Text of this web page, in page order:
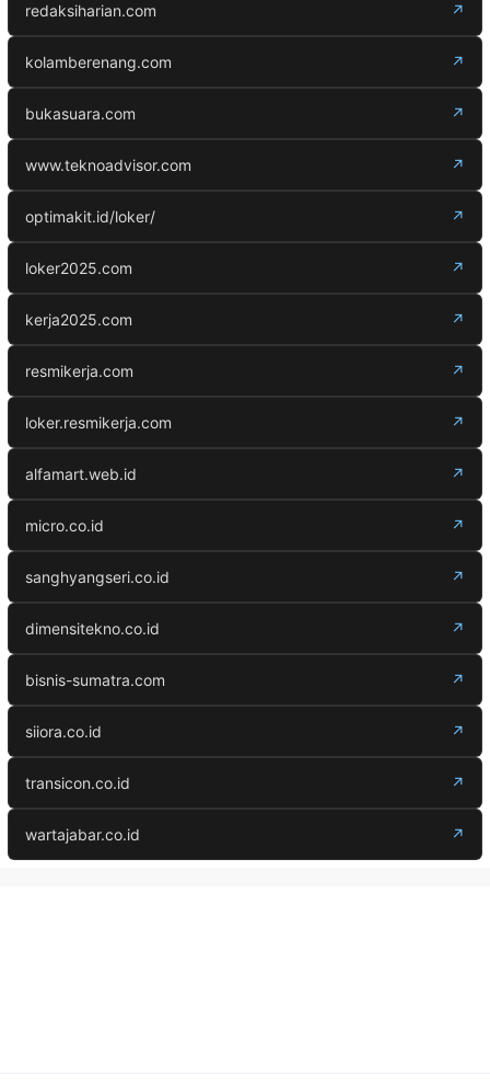
redaksiharian.com ↗
kolamberenang.com ↗
bukasuara.com ↗
www.teknoadvisor.com ↗
optimakit.id/loker/ ↗
loker2025.com ↗
kerja2025.com ↗
resmikerja.com ↗
loker.resmikerja.com ↗
alfamart.web.id ↗
micro.co.id ↗
sanghyangseri.co.id ↗
dimensitekno.co.id ↗
bisnis-sumatra.com ↗
siiora.co.id ↗
transicon.co.id ↗
wartajabar.co.id ↗